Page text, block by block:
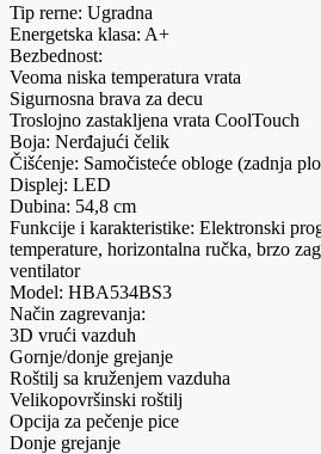
Tip rerne: Ugradna
Energetska klasa: A+
Bezbednost:
Veoma niska temperatura vrata
Sigurnosna brava za decu
Troslojno zastakljena vrata CoolTouch
Boja: Nerđajući čelik
Čišćenje: Samočisteće obloge (zadnja
Displej: LED
Dubina: 54,8 cm
Funkcije i karakteristike: Elektronski
temperature, horizontalna ručka, brzo
ventilator
Model: HBA534BS3
Način zagrevanja:
3D vrući vazduh
Gornje/donje grejanje
Roštilj sa kruženjem vazduha
Velikopovršinski roštilj
Opcija za pečenje pice
Donje grejanje